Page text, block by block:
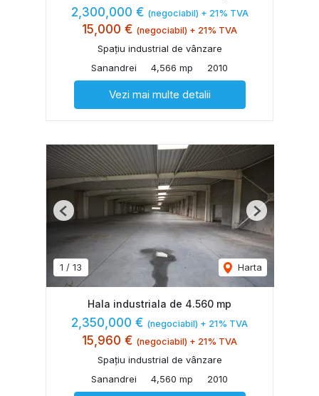
2,300,000 € (negociabil) + 21% TVA
15,000 € (negociabil) + 21% TVA
Spațiu industrial de vânzare
Sanandrei
4,566 mp 2010
Vezi mai multe detalii
1 / 13 Harta
Previous Next
Hala industriala de 4.560 mp
2,350,000 € (negociabil) + 21% TVA
15,960 € (negociabil) + 21% TVA
Spațiu industrial de vânzare
Sanandrei
4,560 mp 2010